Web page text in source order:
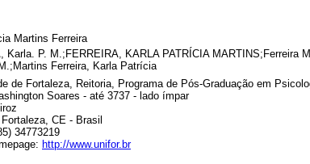
Martins Ferreira
Karla. P. M.;FERREIRA, KARLA PATRÍCIA MARTINS;Ferreira
Ferreira, Karla Patrícia
de Fortaleza, Reitoria, Programa de Pós-Graduação em
Soares - até 3737 - lado ímpar
CE - Brasil
34773219
http://www.unifor.br